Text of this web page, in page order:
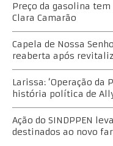
Preço da gasolina
Clara Camarão
Capela de Nossa
reaberta após
Larissa: ‘Operação
história política de
Ação do SINDPPEN
destinados ao novo